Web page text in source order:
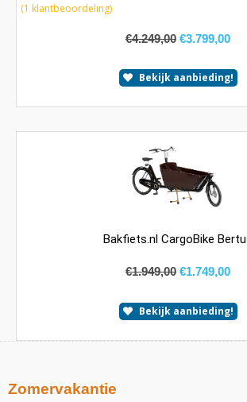
5.00van 5
(1 klantbeoordeling)
€4.249,00 €3.799,00
Bekijk aanbieding!
Bakfiets.nl CargoBike
€1.949,00 €1.749,00
Bekijk aanbieding!
Zomervakantie